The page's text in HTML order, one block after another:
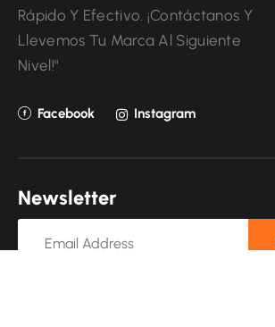
Rápido Y Efectivo. ¡Contáctanos Y
Llevemos Tu Marca Al Siguiente
Nivel!"
Facebook Instagram
Newsletter